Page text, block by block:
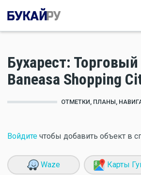
Бухарест:
Baneasa Shopping
ОТМЕТКИ, ПЛАНЫ,
Войдите чтобы добавить объект в
Waze Карты